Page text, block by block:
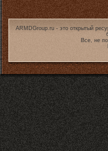
ARMDGroup.ru - это открытый
Все, не